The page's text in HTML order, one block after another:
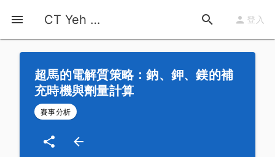
CT Yeh 公路車基地 登入
首頁 運動知識
超馬的電解質策略：鈉、鉀、鎂的補
充時機與劑量計算
賽事分析